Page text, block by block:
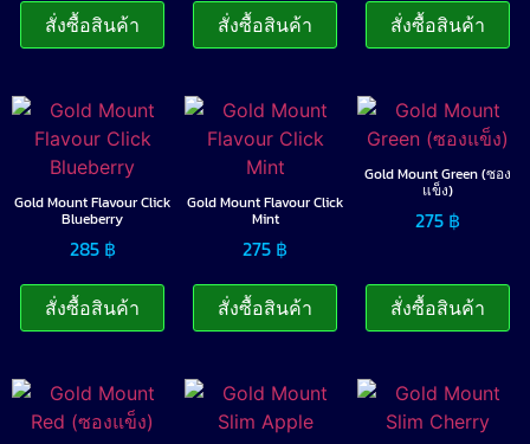
สั่งซื้อสินค้า สั่งซื้อสินค้า สั่งซื้อสินค้า
Gold Mount Flavour Click
Blueberry
285 ฿
สั่งซื้อสินค้า
Gold Mount Flavour Click
Mint
275 ฿
สั่งซื้อสินค้า
Gold Mount Green (ซอง
แข็ง)
275 ฿
สั่งซื้อสินค้า